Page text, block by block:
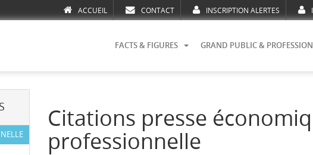
ACCUEIL CONTACT INSCRIPTION ALERTES
FACTS & FIGURES GRAND PUBLIC &
Citations presse
professionnelle